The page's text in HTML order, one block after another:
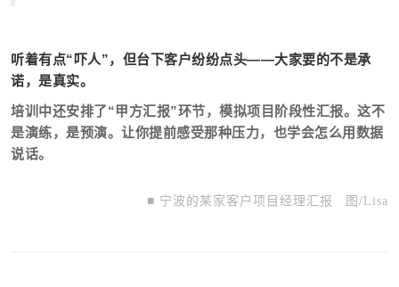
听着有点“吓人”，但台下客户纷纷点头——大家要的不是承
诺，是真实。
培训中还安排了“甲方汇报”环节，模拟项目阶段性汇报。这不
是演练，是预演。让你提前感受那种压力，也学会怎么用数据
说话。
■ 宁波的某家客户项目经理汇报 图/Lisa